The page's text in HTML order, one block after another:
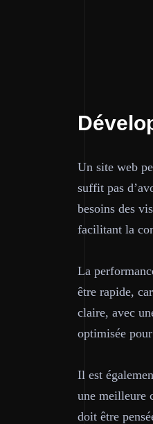
Un site web
suffit pas
besoins des
facilitant la
La
être rapide,
claire, avec
optimisée
Il est
une meilleure
doit être